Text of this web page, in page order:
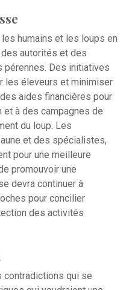
humains et les loups en
autorités et des
pérennes. Des initiatives
les éleveurs et minimiser
aides financières pour
à des campagnes de
du loup. Les
et des spécialistes,
pour une meilleure
promouvoir une
devra continuer à
pour concilier
des activités
contradictions qui se